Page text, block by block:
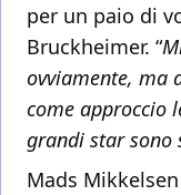
per un paio di
Bruckheimer. “
ovviamente, ma
come approccio
grandi star sono
Mads